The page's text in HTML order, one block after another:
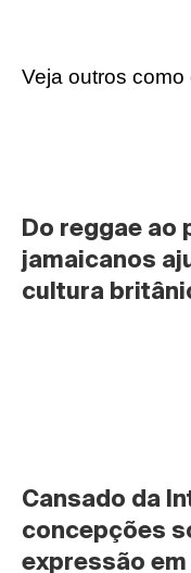
Veja outros como
Do reggae ao
jamaicanos
cultura
Cansado da
concepções
expressão